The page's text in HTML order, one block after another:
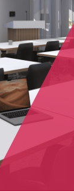
und
eine
Ihren
und